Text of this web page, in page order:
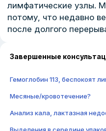
лимфатические узлы.
потому, что недавно
после долгого
Завершенные
Гемоглобин 113, беспокоят
Месяные/кровотечение?
Анализ кала, лактазная